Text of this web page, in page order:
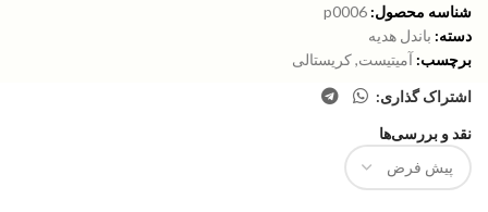
شناسه محصول: p0006
دسته: باندل هدیه
برچسب: آمیتیست,کریستالی
اشتراک گذاری:
نقد و بررسی‌ها